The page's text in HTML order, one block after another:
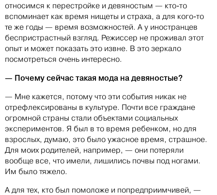
относимся к перестройке и девяностым — кто-то
вспоминает как время нищеты и страха, а для кого-то
те же годы — время возможностей. А у иностранцев
беспристрастный взгляд. Режиссер не проживал этот
опыт и может показать это извне. В это зеркало
посмотреться очень интересно.
— Почему сейчас такая мода на девяностые?
— Мне кажется, потому что эти события никак не
отрефлексированы в культуре. Почти все граждане
огромной страны стали объектами социальных
экспериментов. Я был в то время ребенком, но для
взрослых, думаю, это было ужасное время, страшное.
Для моих родителей, например, — они потеряли
вообще все, что имели, лишились почвы под ногами.
Им было тяжело.
А для тех, кто был помоложе и попредприимчивей, —